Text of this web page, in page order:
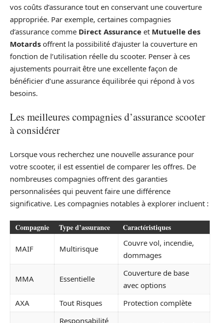
vos coûts d’assurance tout en conservant une couverture
appropriée. Par exemple, certaines compagnies
d’assurance comme Direct Assurance et Mutuelle des
Motards offrent la possibilité d’ajuster la couverture en
fonction de l’utilisation réelle du scooter. Penser à ces
ajustements pourrait être une excellente façon de
bénéficier d’une assurance équilibrée qui répond à vos
besoins.
Les meilleures compagnies d’assurance scooter
à considérer
Lorsque vous recherchez une nouvelle assurance pour
votre scooter, il est essentiel de comparer les offres. De
nombreuses compagnies offrent des garanties
personnalisées qui peuvent faire une différence
significative. Les compagnies notables à explorer incluent :
Compagnie Type d’assurance Caractéristiques
MAIF Multirisque
Couvre vol, incendie,
dommages
MMA Essentielle
Couverture de base
avec options
AXA
Tout Risques Protection complète
Responsabilité